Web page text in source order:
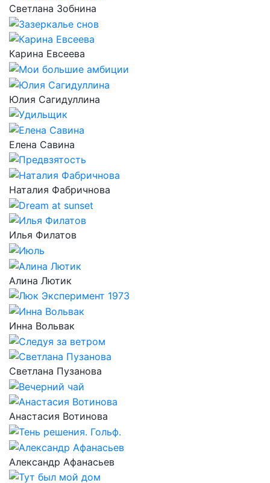
Светлана Зобнина
Карина Евсеева
Юлия Сагидуллина
Елена Савина
Наталия Фабричнова
Илья Филатов
Алина Лютик
Инна Вольвак
Светлана Пузанова
Анастасия Вотинова
Александр Афанасьев